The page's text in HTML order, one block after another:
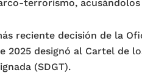
terrorismo,
reciente decisión de la
2025 designó al Cartel de
(SDGT).